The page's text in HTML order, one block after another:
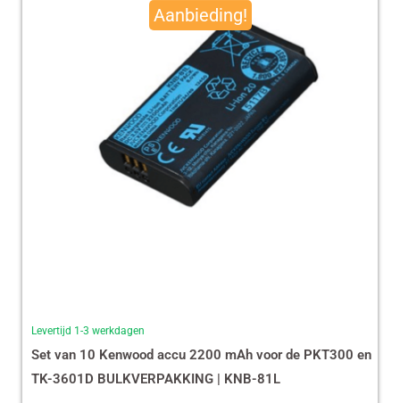
Aanbieding!
Levertijd 1-3 werkdagen
Set van 10 Kenwood accu 2200 mAh voor de PKT300 en
TK-3601D BULKVERPAKKING | KNB-81L